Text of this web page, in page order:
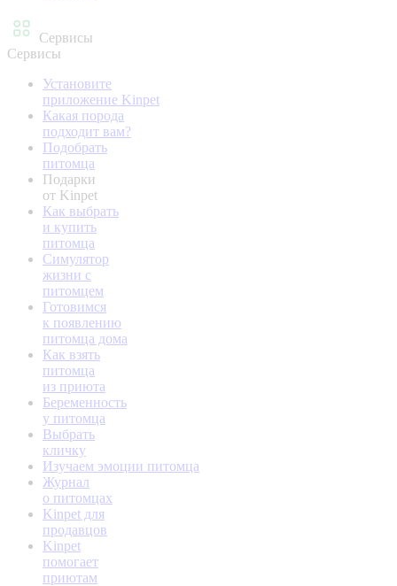
Сервисы
Сервисы
Установите
приложение Kinpet
Какая порода
подходит вам?
Подобрать
питомца
Подарки
от Kinpet
Как выбрать
и купить
питомца
Симулятор
жизни с
питомцем
Готовимся
к появлению
питомца дома
Как взять
питомца
из приюта
Беременность
у питомца
Выбрать
кличку
Изучаем эмоции питомца
Журнал
о питомцах
Kinpet для
продавцов
Kinpet
помогает
приютам